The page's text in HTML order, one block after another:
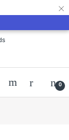
×
0